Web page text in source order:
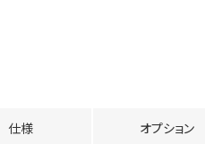
仕様 オプション